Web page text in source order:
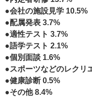
●会社の施設見学 10.5%
●配属発表 3.7%
●適性テスト 3.7%
●語学テスト 2.1%
●個別面談 1.6%
●スポーツなどのレクリ
●健康診断 0.5%
●その他 8.4%